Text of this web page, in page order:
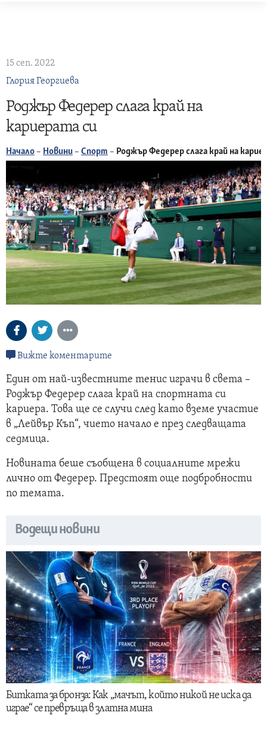
15 сеп. 2022
Глория Георгиева
Роджър Федерер слага край на
кариерата си
Начало – Новини – Спорт – Роджър Федерер слага край на
Вижте коментарите
Един от най-известните тенис играчи в света –
Роджър Федерер слага край на спортната си
кариера. Това ще се случи след като вземе участие
в „Лейвър Къп“, чието начало е през следващата
седмица.
Новината беше съобщена в социалните мрежи
лично от Федерер. Предстоят още подбробности
по темата.
Водещи новини
Битката за бронза: Как „мачът, който никой не иска да
играе“ се превръща в златна мина